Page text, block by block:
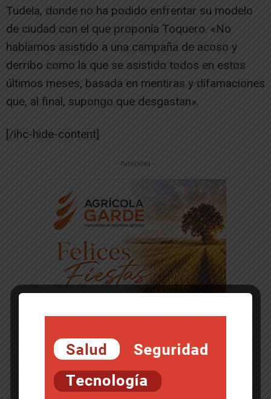
Tudela, donde no ha podido enfrentar su modelo
de ciudad con el que proponía Toquero. «No
habíamos asistido a una campaña de acoso y
derribo como la que se asistido todos en estos
últimos meses, basada en mentiras y difamaciones
que, al final, supongo que desgastan».
[/ihc-hide-content]
-- Publicidad --